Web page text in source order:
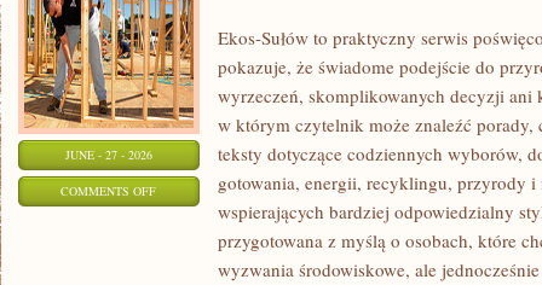
JUNE - 27 - 2026
COMMENTS OFFON
Ekos-Sułów to praktyczny serwis
pokazuje, że świadome podejście do
wyrzeczeń, skomplikowanych decyzji ani
w którym czytelnik może znaleźć porady,
teksty dotyczące codziennych wyborów,
gotowania, energii, recyklingu, przyrody i
wspierających bardziej odpowiedzialny
przygotowana z myślą o osobach, które
wyzwania środowiskowe, ale